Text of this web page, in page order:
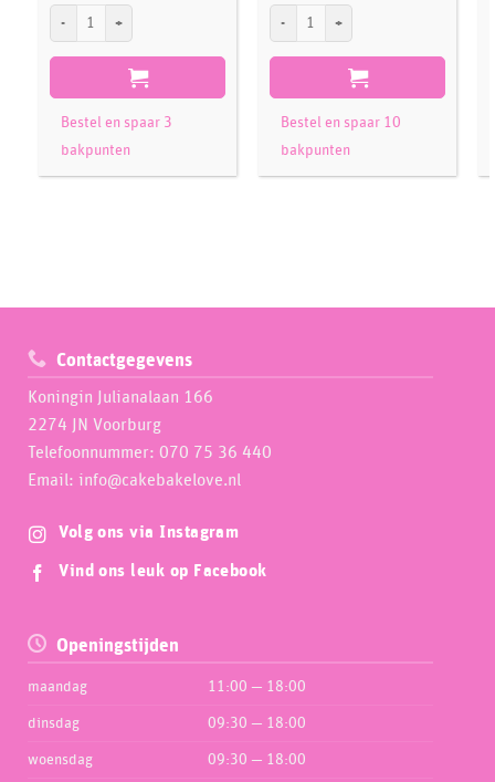
Koekjes uitsteker Kroon aantal
Bestel en spaar 3
bakpunten
FMM Cutter The Smaller Easiest Rose
Bestel en spaar 10
bakpunten
Contactgegevens
Koningin Julianalaan 166
2274 JN Voorburg
Telefoonnummer: 070 75 36 440
Email: info@cakebakelove.nl
Volg ons via Instagram
Vind ons leuk op Facebook
Openingstijden
maandag 11:00 — 18:00
dinsdag 09:30 — 18:00
woensdag 09:30 — 18:00